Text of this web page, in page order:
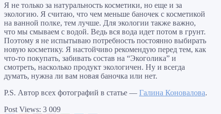
Я не только за натуральность косметики, но еще и за
экологию. Я считаю, что чем меньше баночек с косметикой
на ванной полке, тем лучше. Для экологии также важно,
что мы смываем с водой. Ведь вся вода идет потом в грунт.
Поэтому я не испытываю потребность постоянно выбирать
новую косметику. Я настойчиво рекомендую перед тем, как
что-то покупать, забивать состав на “Экоголика” и
смотреть, насколько продукт экологичен. Ну и всегда
думать, нужна ли вам новая баночка или нет.
P.S. Автор всех фотографий в статье — Галина Коновалова.
Post Views: 3 009